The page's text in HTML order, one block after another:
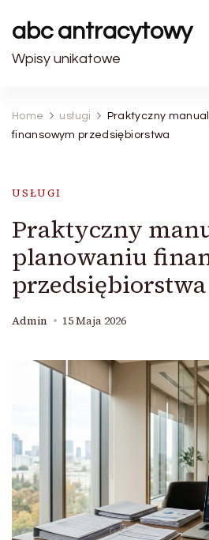
abc antracytowy
Wpisy unikatowe
Home usługi
Praktyczny
finansowym przedsiębiorstwa
USŁUGI
Praktyczny
planowaniu
przedsiębiorstwa
Admin 15 Maja 2026